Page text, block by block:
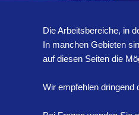
Die Arbeitsbereiche, in
In manchen Gebieten
auf diesen Seiten die
Wir empfehlen dringend